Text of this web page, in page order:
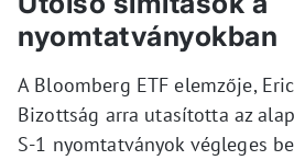
nyomtatványokban
A Bloomberg ETF elemzője,
Bizottság arra utasította az
S-1 nyomtatványok végleges